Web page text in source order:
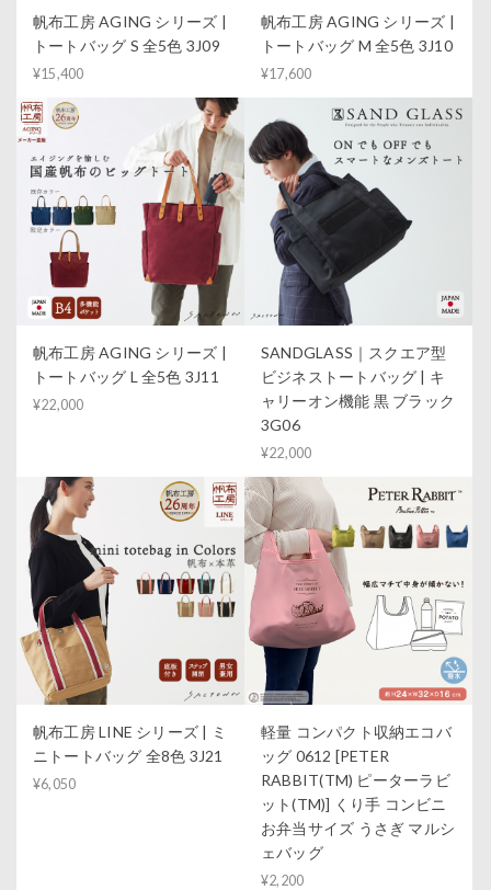
帆布工房 AGING シリーズ |
トートバッグ S 全5色 3J09
¥15,400
帆布工房 AGING シリーズ |
トートバッグ M 全5色 3J10
¥17,600
帆布工房 AGING シリーズ |
トートバッグ L 全5色 3J11
¥22,000
SANDGLASS｜スクエア型
ビジネストートバッグ | キ
ャリーオン機能 黒 ブラック
3G06
¥22,000
帆布工房 LINE シリーズ | ミ
ニトートバッグ 全8色 3J21
¥6,050
軽量 コンパクト収納エコバ
ッグ 0612 [PETER
RABBIT(TM) ピーターラビ
ット(TM)] くり手 コンビニ
お弁当サイズ うさぎ マルシ
ェバッグ
¥2,200